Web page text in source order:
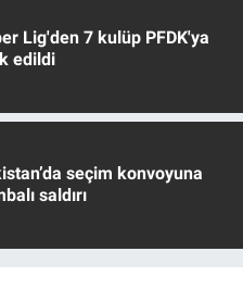
Lig'den 7 kulüp PFDK'ya
edildi
seçim konvoyuna
saldırı